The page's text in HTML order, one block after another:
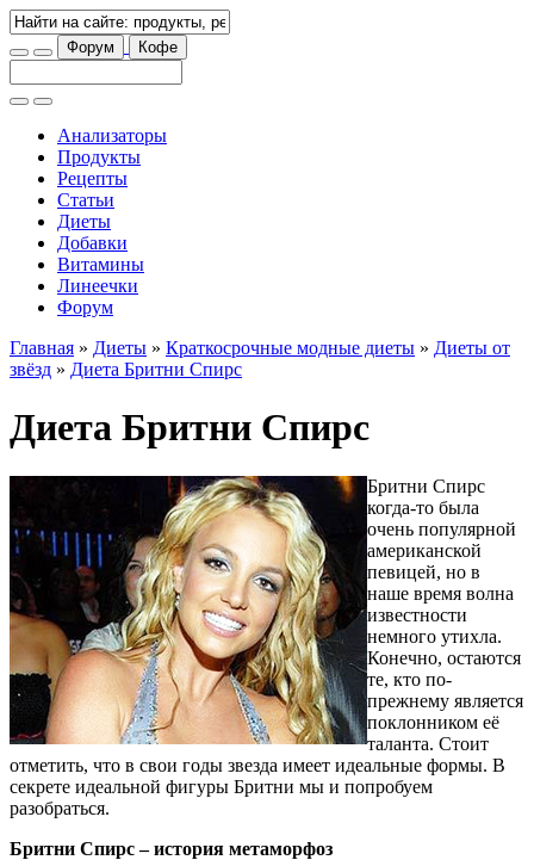
Форум Кофе
Анализаторы
Продукты
Рецепты
Статьи
Диеты
Добавки
Витамины
Линеечки
Форум
Главная » Диеты » Краткосрочные модные диеты » Диеты от
звёзд » Диета Бритни Спирс
Диета Бритни Спирс
Бритни Спирс
когда-то была
очень популярной
американской
певицей, но в
наше время волна
известности
немного утихла.
Конечно, остаются
те, кто по-
прежнему является
поклонником её
таланта. Стоит
отметить, что в свои годы звезда имеет идеальные формы. В
секрете идеальной фигуры Бритни мы и попробуем
разобраться.
Бритни Спирс – история метаморфоз